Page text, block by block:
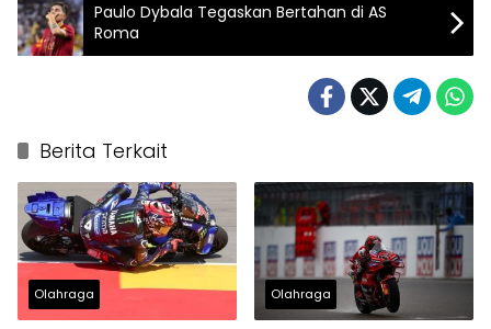
Paulo Dybala Tegaskan Bertahan di AS
Roma
Berita Terkait
Olahraga Olahraga